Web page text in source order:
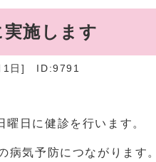
施します
日] ID:9791
日に健診を行います。
病気予防につながります。